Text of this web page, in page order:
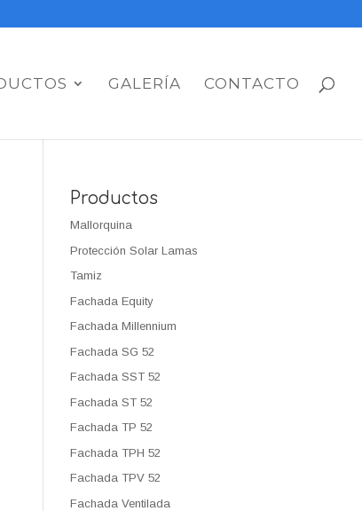
GALERÍA CONTACTO
Productos
Mallorquina
Protección Solar Lamas
Tamiz
Fachada Equity
Fachada Millennium
Fachada SG 52
Fachada SST 52
Fachada ST 52
Fachada TP 52
Fachada TPH 52
Fachada TPV 52
Fachada Ventilada